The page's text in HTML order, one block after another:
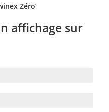
Zéro’
affichage sur